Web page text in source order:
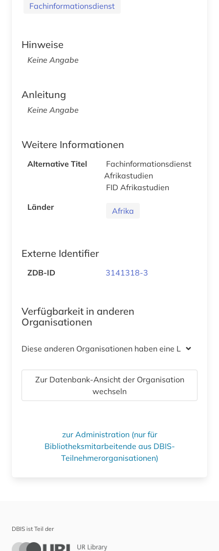
Fachinformationsdienst
Hinweise
Keine Angabe
Anleitung
Keine Angabe
Weitere Informationen
Alternative Titel
Fachinformationsdienst
Afrikastudien
FID Afrikastudien
Länder
Afrika
Externe Identifier
ZDB-ID 3141318-3
Verfügbarkeit in anderen
Organisationen
Diese anderen Organisationen haben eine Lizenz
Zur Datenbank-Ansicht der Organisation
wechseln
zur Administration (nur für
Bibliotheksmitarbeitende aus DBIS-
Teilnehmerorganisationen)
DBIS ist Teil der